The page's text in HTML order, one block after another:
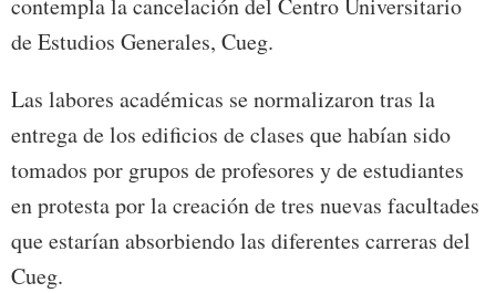
contempla la cancelación del Centro Universitario
de Estudios Generales, Cueg.
Las labores académicas se normalizaron tras la
entrega de los edificios de clases que habían sido
tomados por grupos de profesores y de estudiantes
en protesta por la creación de tres nuevas facultades
que estarían absorbiendo las diferentes carreras del
Cueg.